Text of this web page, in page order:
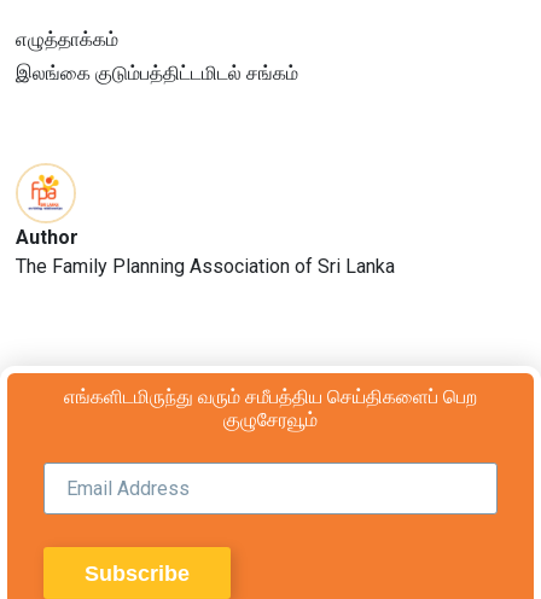
எழுத்தாக்கம்
இலங்கை குடும்பத்திட்டமிடல் சங்கம்
Author
The Family Planning Association of Sri Lanka
எங்களிடமிருந்து வரும் சமீபத்திய செய்திகளைப் பெற
குழுசேரவூம்